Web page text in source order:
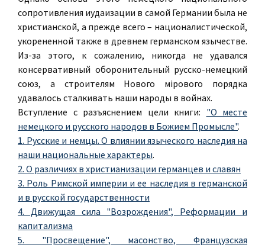
сопротивления иудаизации в самой Германии была не
христианской, а прежде всего – националистической,
укорененной также в древнем германском язычестве.
Из-за этого, к сожалению, никогда не удавался
консервативный оборонительный русско-немецкий
союз, а строителям Нового мiрового порядка
удавалось сталкивать наши народы в войнах.
Вступление с разъяснением цели книги: "О месте
немецкого и русского народов в Божием Промысле".
1. Русские и немцы. О влиянии языческого наследия на
наши национальные характеры.
2. О различиях в христианизации германцев и славян
3. Роль Римской империи и ее наследия в германской
и в русской государственности
4. Движущая сила "Возрождения", Реформации и
капитализма
5. "Просвещение", масонство, Французская